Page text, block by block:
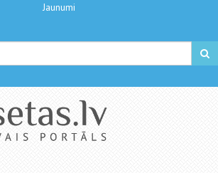
Jaunumi